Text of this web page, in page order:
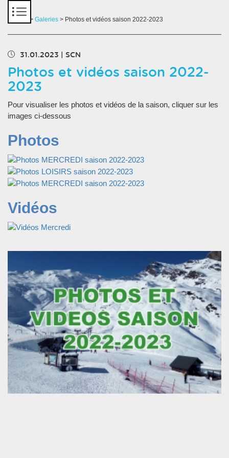
> Galeries > Photos et vidéos saison 2022-2023
31.01.2023 SCN
Photos et vidéos saison 2022-
2023
Pour visualiser les photos et vidéos de la saison, cliquer sur les
images ci-dessous
Photos
Vidéos